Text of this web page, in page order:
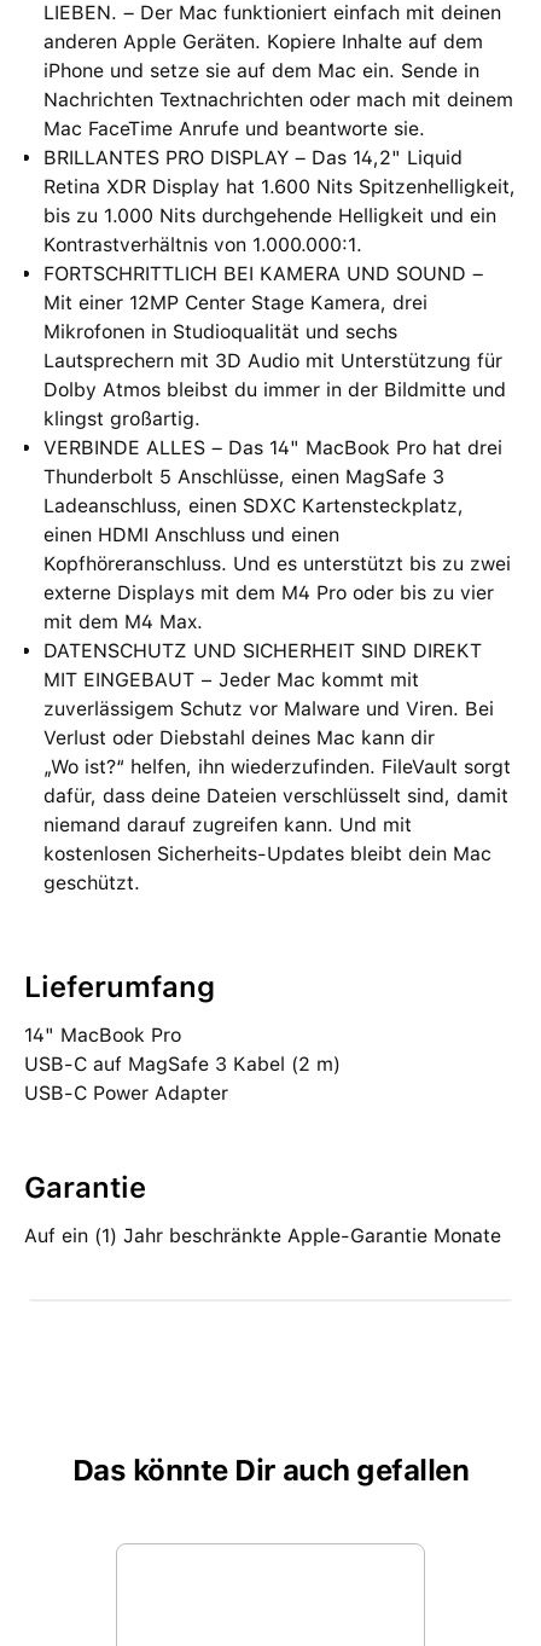
LIEBEN. – Der Mac funktioniert einfach mit deinen
anderen Apple Geräten. Kopiere Inhalte auf dem
iPhone und setze sie auf dem Mac ein. Sende in
Nachrichten Textnachrichten oder mach mit deinem
Mac FaceTime Anrufe und beantworte sie.
BRILLANTES PRO DISPLAY – Das 14,2" Liquid
Retina XDR Display hat 1.600 Nits Spitzenhelligkeit,
bis zu 1.000 Nits durchgehende Helligkeit und ein
Kontrastverhältnis von 1.000.000:1.
FORTSCHRITTLICH BEI KAMERA UND SOUND –
Mit einer 12MP Center Stage Kamera, drei
Mikrofonen in Studioqualität und sechs
Lautsprechern mit 3D Audio mit Unterstützung für
Dolby Atmos bleibst du immer in der Bildmitte und
klingst großartig.
VERBINDE ALLES – Das 14" MacBook Pro hat drei
Thunderbolt 5 Anschlüsse, einen MagSafe 3
Ladeanschluss, einen SDXC Kartensteckplatz,
einen HDMI Anschluss und einen
Kopfhöreranschluss. Und es unterstützt bis zu zwei
externe Displays mit dem M4 Pro oder bis zu vier
mit dem M4 Max.
DATENSCHUTZ UND SICHERHEIT SIND DIREKT
MIT EINGEBAUT − Jeder Mac kommt mit
zuverlässigem Schutz vor Malware und Viren. Bei
Verlust oder Diebstahl deines Mac kann dir
„Wo ist?“ helfen, ihn wiederzufinden. FileVault sorgt
dafür, dass deine Dateien verschlüsselt sind, damit
niemand darauf zugreifen kann. Und mit
kostenlosen Sicherheits-Updates bleibt dein Mac
geschützt.
Lieferumfang
14" MacBook Pro
USB‑C auf MagSafe 3 Kabel (2 m)
USB‑C Power Adapter
Garantie
Auf ein (1) Jahr beschränkte Apple-Garantie Monate
Das könnte Dir auch gefallen
Produktgalerie überspringen